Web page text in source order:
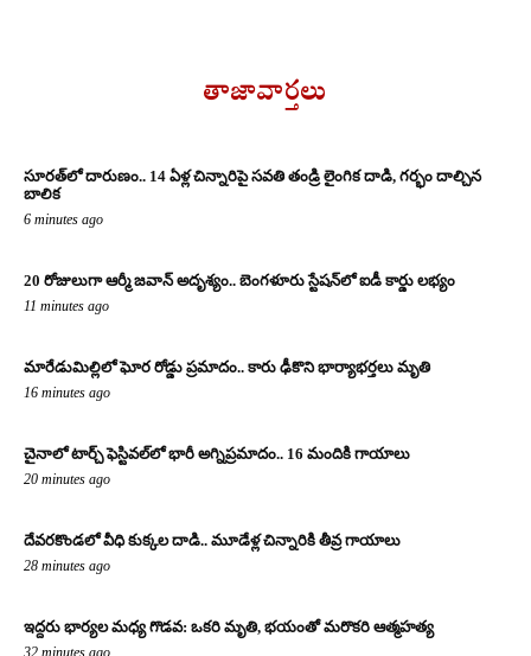
తాజావార్తలు
సూరత్‌లో దారుణం.. 14 ఏళ్ల చిన్నారిపై సవతి తండ్రి లైంగిక దాడి, గర్భం దాల్చిన
బాలిక
6 minutes ago
20 రోజులుగా ఆర్మీ జవాన్ అదృశ్యం.. బెంగళూరు స్టేషన్‌లో ఐడీ కార్డు లభ్యం
11 minutes ago
మారేడుమిల్లిలో ఘోర రోడ్డు ప్రమాదం.. కారు ఢీకొని భార్యాభర్తలు మృతి
16 minutes ago
చైనాలో టార్చ్ ఫెస్టివల్‌లో భారీ అగ్నిప్రమాదం.. 16 మందికి గాయాలు
20 minutes ago
దేవరకొండలో వీధి కుక్కల దాడి.. మూడేళ్ల చిన్నారికి తీవ్ర గాయాలు
28 minutes ago
ఇద్దరు భార్యల మధ్య గొడవ: ఒకరి మృతి, భయంతో మరొకరి ఆత్మహత్య